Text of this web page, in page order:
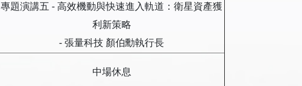
專題演講五 - 高效機動與快速進入軌道：衛星資產獲
利新策略
- 張量科技 顏伯勳執行長
中場休息